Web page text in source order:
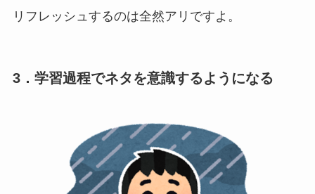
リフレッシュするのは全然アリですよ。
3．学習過程でネタを意識するようになる